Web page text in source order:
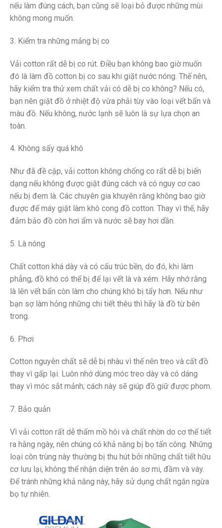
nếu làm đúng cách, bạn cũng sẽ loại bỏ được những mùi
không mong muốn.
3. Kiểm tra những mảng bị co
Vải cotton rất dễ bị co rút. Điều bạn không bao giờ muốn
đó là làm đồ cotton bị co sau khi giặt nước nóng. Thế nên,
hãy kiểm tra thử xem chất vải có dễ bị co không? Nếu có,
bạn nên giặt đồ ở nhiệt độ vừa phải tùy vào loại vết bẩn và
màu đồ. Nếu không, nước lạnh sẽ luôn là sự lựa chọn an
toàn.
4. Không sấy quá khô
Như đã đề cập, vải cotton không chống co rất dễ bị biến
dạng nếu không được giặt đúng cách và có nguy cơ cao
nếu bị đem là. Các chuyên gia khuyên rằng không bao giờ
được để máy giặt làm khô cong đồ cotton. Thay vì thế, hãy
đảm bảo đồ còn hơi ẩm và nước sẽ bay hơi dần.
5. Là nóng
Chất cotton khá dày và có cấu trúc bền, do đó, khi làm
phẳng, đồ khó có thể bị để lại vết là và xém. Hãy nhớ rằng
là lên vết bẩn còn làm cho chúng khó bị tẩy hơn. Nếu như
bạn sợ làm hỏng những chi tiết thêu thì hãy là đồ từ bên
trong.
6. Phơi
Cotton nguyên chất sẽ dễ bị nhàu vì thế nên treo và cất đồ
thay vì gấp lại. Luôn nhớ dùng móc treo dày và có dáng
thay vì móc sắt mảnh; cách này sẽ giúp đồ giữ được phom.
7. Bảo quản
Vì vải cotton rất dễ thấm mồ hôi và chất nhờn do cơ thể tiết
ra hằng ngày, nên chúng có khả năng bị bọ tấn công. Những
loại côn trùng này thường bị thu hút bởi những chất tiết hữu
cơ lưu lại, không thể nhận diện trên áo sơ mi, đầm và váy.
Để tránh những khả năng này, hãy sử dụng chất ngăn ngừa
bọ tự nhiên.